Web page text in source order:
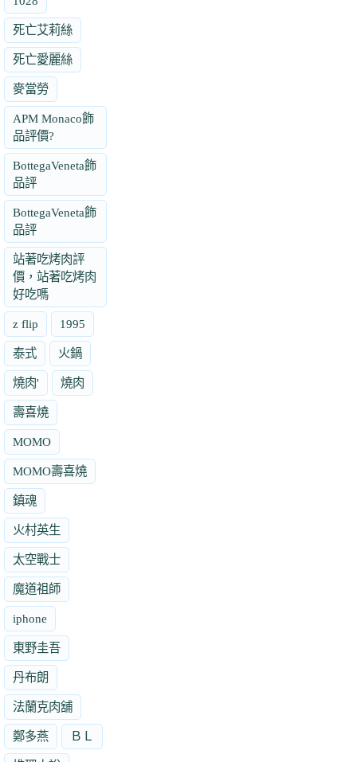
死亡艾莉絲
死亡愛麗絲
麥當勞
APM Monaco飾
品評價?
BottegaVeneta飾
品評
BottegaVeneta飾
品評
站著吃烤肉評
價，站著吃烤肉
好吃嗎
z flip 1995
泰式 火鍋
燒肉' 燒肉
壽喜燒
MOMO
MOMO壽喜燒
鎮魂
火村英生
太空戰士
魔道祖師
iphone
東野圭吾
丹布朗
法蘭克肉舖
鄭多燕 ＢＬ